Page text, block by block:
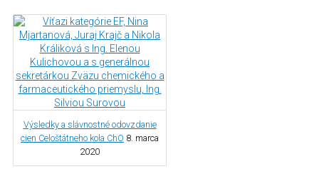
Výsledky a slávnostné odovzdanie
cien Celoštátneho kola ChO 8. marca
2020